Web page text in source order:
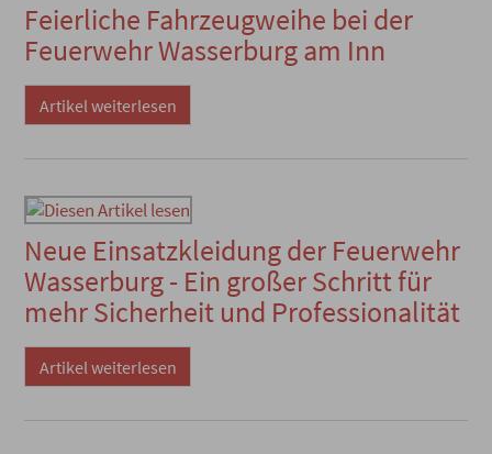
Feierliche Fahrzeugweihe bei der
Feuerwehr Wasserburg am Inn
Artikel weiterlesen
Neue Einsatzkleidung der Feuerwehr
Wasserburg - Ein großer Schritt für
mehr Sicherheit und Professionalität
Artikel weiterlesen